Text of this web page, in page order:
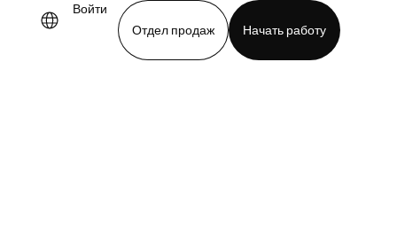
Войти
Отдел продаж
Начать работу